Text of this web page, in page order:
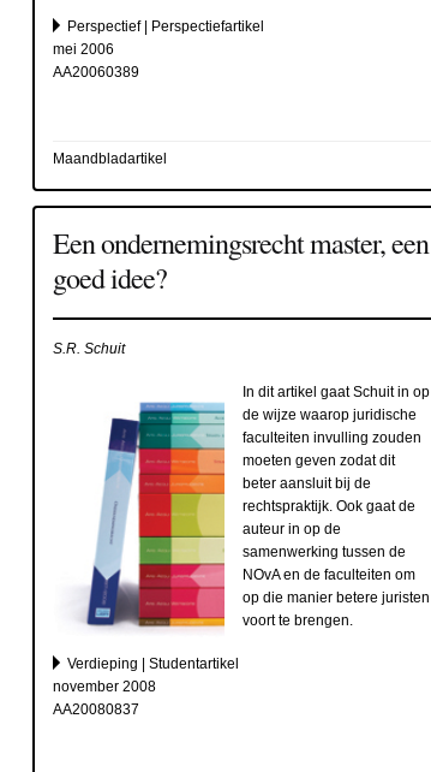
Perspectief | Perspectiefartikel
mei 2006
AA20060389
Maandbladartikel
Een ondernemingsrecht master, een
goed idee?
S.R. Schuit
In dit artikel gaat Schuit in op
de wijze waarop juridische
faculteiten invulling zouden
moeten geven zodat dit
beter aansluit bij de
rechtspraktijk. Ook gaat de
auteur in op de
samenwerking tussen de
NOvA en de faculteiten om
op die manier betere juristen
voort te brengen.
Verdieping | Studentartikel
november 2008
AA20080837